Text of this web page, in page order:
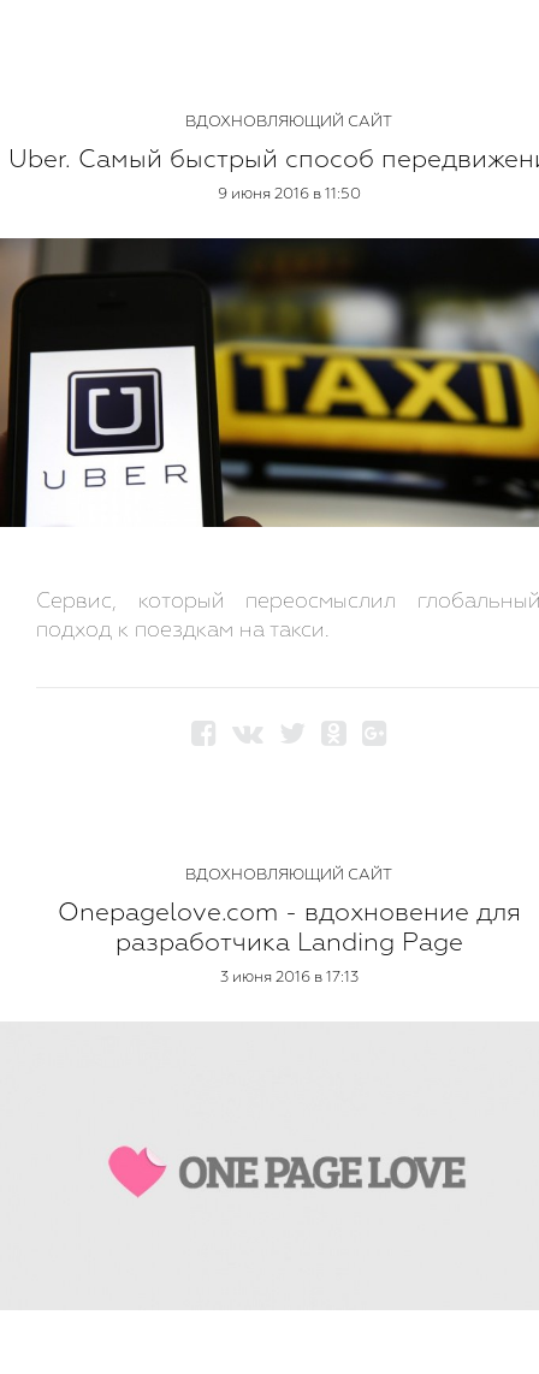
ВДОХНОВЛЯЮЩИЙ САЙТ
Uber. Самый быстрый способ
9 июня 2016 в 11:50
Сервис, который переосмыслил
подход к поездкам на такси.
ВДОХНОВЛЯЮЩИЙ САЙТ
Onepagelove.com - вдохновение для
разработчика Landing Page
3 июня 2016 в 17:13